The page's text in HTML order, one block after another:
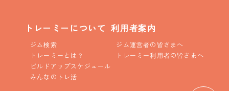
トレーミーについて
ジム検索
トレーミーとは？
ビルドアップスケジュール
みんなのトレ活
利用者案内
ジム運営者の皆さまへ
トレーミー利用者の皆さまへ